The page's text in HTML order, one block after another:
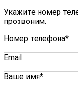
Укажите номер
прозвоним.
Номер телефона*
Email
Ваше имя*